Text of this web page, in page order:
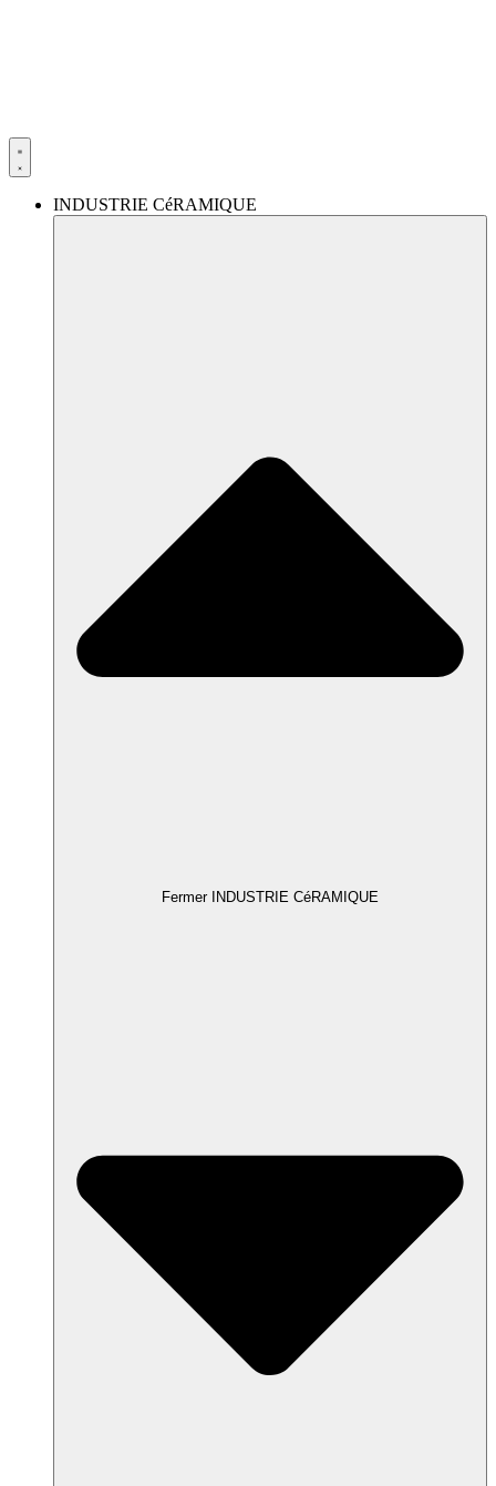
INDUSTRIE CéRAMIQUE
Fermer INDUSTRIE CéRAMIQUE